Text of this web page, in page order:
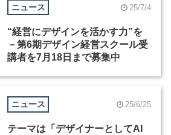
ニュース 25/7/4
“経営にデザインを活かす力”を
－第6期デザイン経営スクール受
講者を7月18日まで募集中
ニュース 25/6/25
テーマは「デザイナーとしてAI